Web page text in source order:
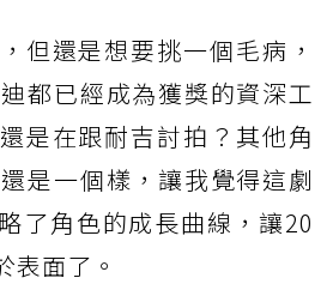
但還是想要挑一個毛病，
都已經成為獲獎的資深工
是在跟耐吉討拍？其他角
是一個樣，讓我覺得這劇
了角色的成長曲線，讓20
表面了。